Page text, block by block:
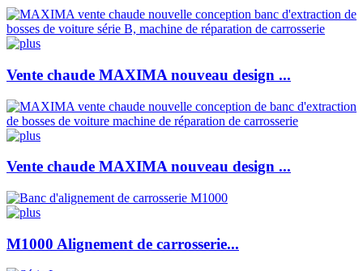
Vente chaude MAXIMA nouveau design ...
Vente chaude MAXIMA nouveau design ...
M1000 Alignement de carrosserie...